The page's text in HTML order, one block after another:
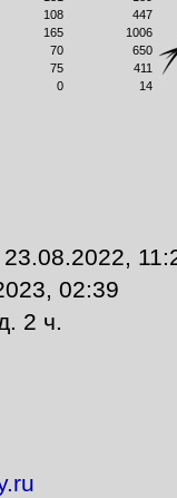
108
447
165
1006
70
650
75
411
0 14
02:39
2 ч.